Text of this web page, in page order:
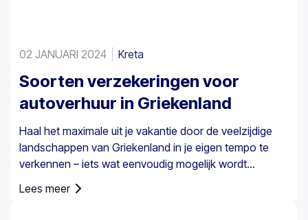
02 JANUARI 2024 Kreta
Soorten verzekeringen voor
autoverhuur in Griekenland
Haal het maximale uit je vakantie door de veelzijdige
landschappen van Griekenland in je eigen tempo te
verkennen – iets wat eenvoudig mogelijk wordt
te weten dat een autoverzekering in Griekenland niet
Lees meer